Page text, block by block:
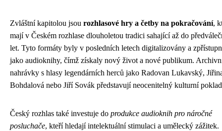
Zvláštní kapitolou jsou rozhlasové hry a četby na pokračování,
mají v Českém rozhlase dlouholetou tradici sahající až do
let. Tyto formáty byly v posledních letech digitalizovány a
jako audioknihy, čímž získaly nový život a nové publikum.
nahrávky s hlasy legendárních herců jako Radovan Lukavský,
Bohdalová nebo Jiří Sovák představují neocenitelný kulturní
Český rozhlas také investuje do produkce audioknih pro náročné
posluchače, kteří hledají intelektuální stimulaci a umělecký zážitek.